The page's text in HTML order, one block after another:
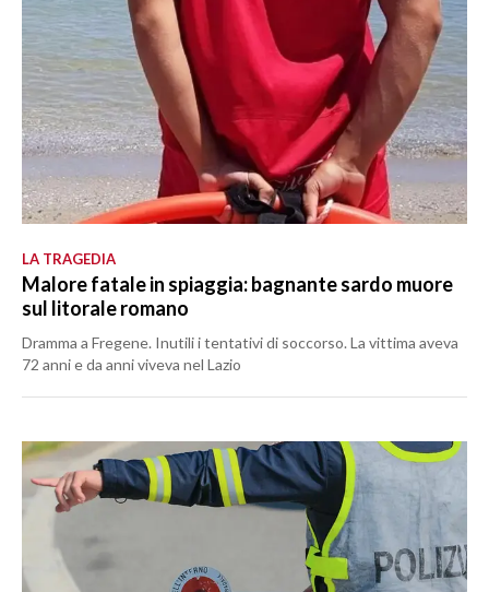
LA TRAGEDIA
Malore fatale in spiaggia: bagnante sardo muore
sul litorale romano
Dramma a Fregene. Inutili i tentativi di soccorso. La vittima aveva
72 anni e da anni viveva nel Lazio